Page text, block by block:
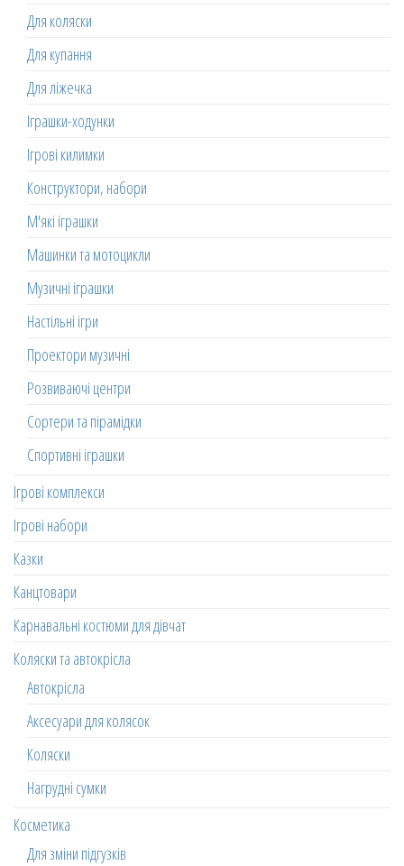
Для коляски
Для купання
Для ліжечка
Іграшки-ходунки
Ігрові килимки
Конструктори, набори
М'які іграшки
Машинки та мотоцикли
Музичні іграшки
Настільні ігри
Проектори музичні
Розвиваючі центри
Сортери та пірамідки
Спортивні іграшки
Ігрові комплекси
Ігрові набори
Казки
Канцтовари
Карнавальні костюми для дівчат
Коляски та автокрісла
Автокрісла
Аксесуари для колясок
Коляски
Нагрудні сумки
Косметика
Для зміни підгузків